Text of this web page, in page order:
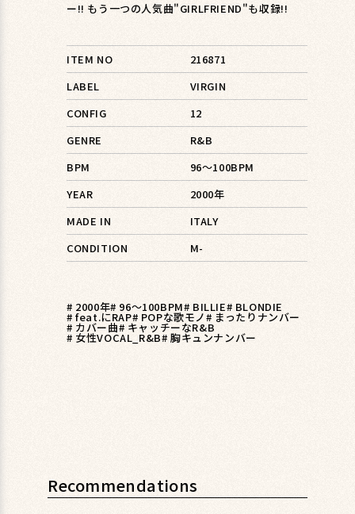
ー!! もう一つの人気曲"GIRLFRIEND"も収録!!
ITEM NO
216871
LABEL
VIRGIN
CONFIG
12
GENRE
R&B
BPM
96〜100BPM
YEAR
2000年
MADE IN
ITALY
CONDITION
M-
# 2000年# 96〜100BPM# BILLIE# BLONDIE
# feat.にRAP# POPな歌モノ# まったりナンバー
# カバー曲# キャッチーなR&B
# 女性VOCAL_R&B# 胸キュンナンバー
Recommendations